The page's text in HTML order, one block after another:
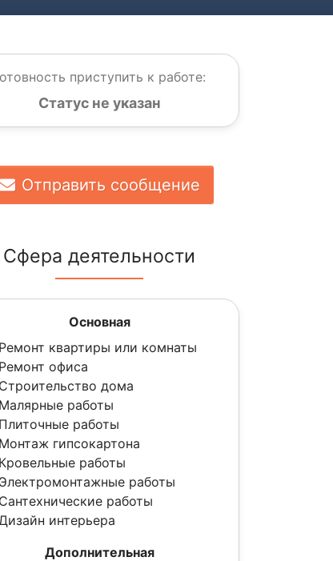
приступить к работе:
Статус не указан
Отправить сообщение
Сфера деятельности
Основная
Ремонт квартиры или комнаты
Ремонт офиса
Строительство дома
Малярные работы
Плиточные работы
Монтаж гипсокартона
Кровельные работы
Электромонтажные работы
Сантехнические работы
интерьера
Дополнительная